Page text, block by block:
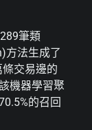
筆類
方法生成了
交易邊的
機器學習聚
的召回